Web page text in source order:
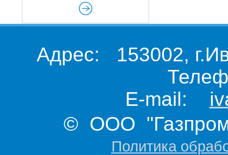
Адрес: 153002,
E-mail:
© ООО "Газпром
Политика